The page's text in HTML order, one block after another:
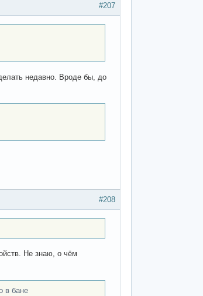
#207
недавно. Вроде бы, до
#208
Не знаю, о чём
в бане